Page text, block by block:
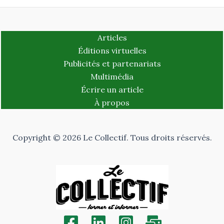
Articles
Éditions virtuelles
Publicités et partenariats
Multimédia
Écrire un article
À propos
Copyright © 2026 Le Collectif. Tous droits réservés.